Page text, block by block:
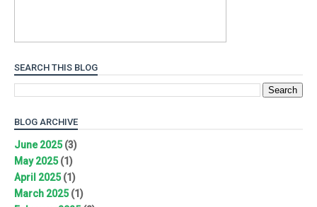
SEARCH THIS BLOG
BLOG ARCHIVE
June 2025(3)
May 2025(1)
April 2025(1)
March 2025(1)